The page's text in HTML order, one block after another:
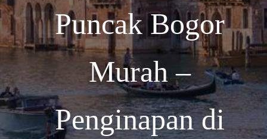
Puncak Bogor
Murah –
Penginapan di